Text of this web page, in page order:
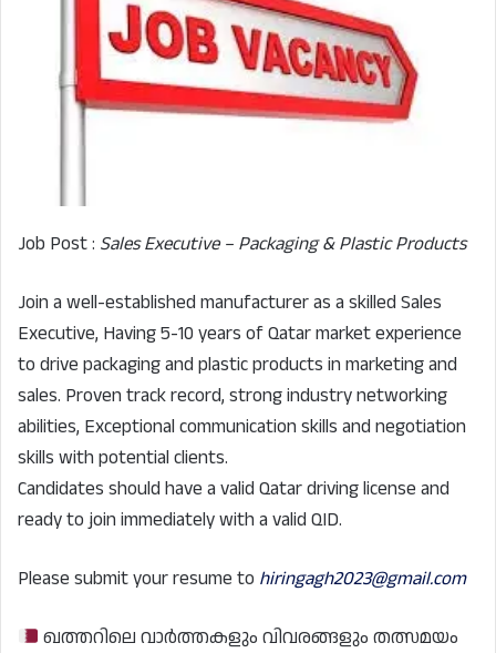
Job Post : Sales Executive – Packaging & Plastic Products
Join a well-established manufacturer as a skilled Sales
Executive, Having 5-10 years of Qatar market experience
to drive packaging and plastic products in marketing and
sales. Proven track record, strong industry networking
abilities, Exceptional communication skills and negotiation
skills with potential clients.
Candidates should have a valid Qatar driving license and
ready to join immediately with a valid QID.
Please submit your resume to hiringagh2023@gmail.com
ഖത്തറിലെ വാർത്തകളും വിവരങ്ങളും തത്സമയം